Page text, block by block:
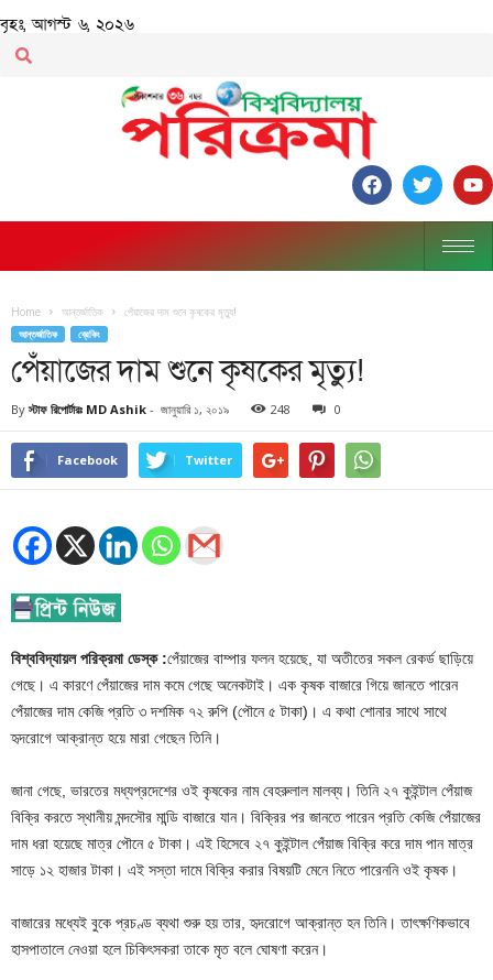
বৃহঃ, আগস্ট ৬, ২০২৬
Home আন্তর্জাতিক পেঁয়াজের দাম শুনে কৃষকের মৃত্যু!
আন্তর্জাতিক ব্রেকিং
পেঁয়াজের দাম শুনে কৃষকের মৃত্যু!
By স্টাফ রিপোর্টারঃ MD Ashik - জানুয়ারি ১, ২০১৯ 248 0
Facebook Twitter
বিশ্ববিদ্যায়ল পরিক্রমা ডেস্ক :পেঁয়াজের বাম্পার ফলন হয়েছে, যা অতীতের সকল রেকর্ড ছাড়িয়ে
গেছে। এ কারণে পেঁয়াজের দাম কমে গেছে অনেকটাই। এক কৃষক বাজারে গিয়ে জানতে পারেন
পেঁয়াজের দাম কেজি প্রতি ৩ দশমিক ৭২ রুপি (পৌনে ৫ টাকা)। এ কথা শোনার সাথে সাথে
হৃদরোগে আক্রান্ত হয়ে মারা গেছেন তিনি।
জানা গেছে, ভারতের মধ্যপ্রদেশের ওই কৃষকের নাম বেহরুলাল মালব্য। তিনি ২৭ কুইন্টাল পেঁয়াজ
বিক্রি করতে স্থানীয় মন্দসৌর মান্ডি বাজারে যান। বিক্রির পর জানতে পারেন প্রতি কেজি পেঁয়াজের
দাম ধরা হয়েছে মাত্র পৌনে ৫ টাকা। এই হিসেবে ২৭ কুইন্টাল পেঁয়াজ বিক্রি করে দাম পান মাত্র
সাড়ে ১২ হাজার টাকা। এই সস্তা দামে বিক্রি করার বিষয়টি মেনে নিতে পারেননি ওই কৃষক।
বাজারের মধ্যেই বুকে প্রচণ্ড ব্যথা শুরু হয় তার, হৃদরোগে আক্রান্ত হন তিনি। তাৎক্ষণিকভাবে
হাসপাতালে নেওয়া হলে চিকিৎসকরা তাকে মৃত বলে ঘোষণা করেন।